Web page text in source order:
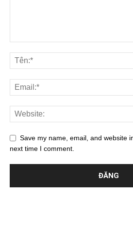
Save my name, email, and website
next time I comment.